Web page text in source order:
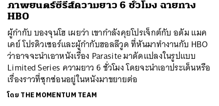
ภาพยนตร์ซีรีส์ความยาว 6 ชั่วโมง ฉายทาง
HBO
ผู้กำกับ บองจุนโฮ เผยว่า เขากำลังคุยโปรเจ็กต์กับ อดัม แมค
เคย์ โปรดิวเซอร์และผู้กำกับฮอลลีวูด ที่หันมาทำงานกับ HBO
ว่าอาจจะนำเอาหนังเรื่อง Parasite มาดัดแปลงในรูปแบบ
Limited Series ความยาว 6 ชั่วโมง โดยจะนำเอาประเด็นหรือ
เรื่องราวที่ซุกซ่อนอยู่ในหนังมาขยายต่อ
โดย THE MOMENTUM TEAM